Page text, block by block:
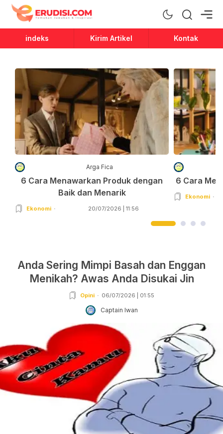
Erudisi
Temukan Jawaban dan Inspirasi
indeks Kirim Artikel Kontak
Arga Fica
6 Cara Menawarkan Produk dengan
Baik dan Menarik
Ekonomi 20/07/2026 | 11:56
6 Cara
Ekonomi
Anda Sering Mimpi Basah dan Enggan
Menikah? Awas Anda Disukai Jin
Opini 06/07/2026 | 01:55
Captain Iwan